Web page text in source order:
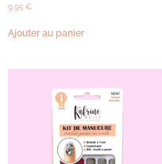
9,95 €
Ajouter au panier